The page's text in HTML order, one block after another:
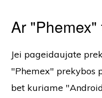
Ar
Jei pageidaujate
"Phemex" prekybos
bet kuriame